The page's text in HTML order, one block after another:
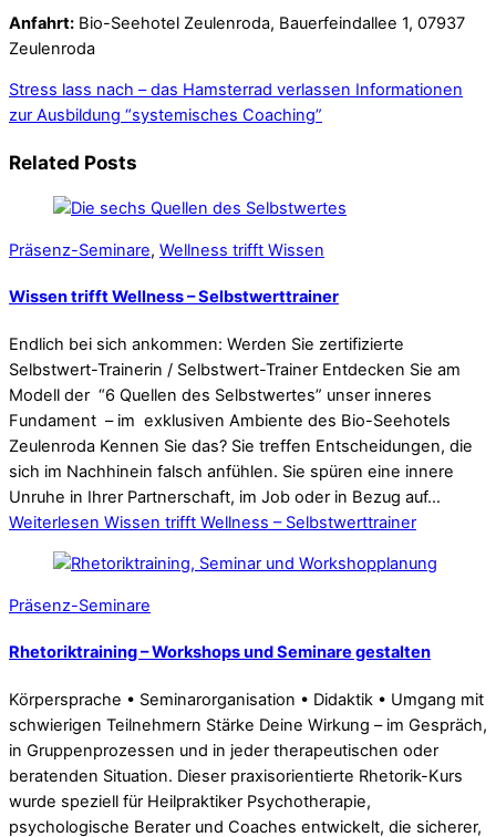
Anfahrt: Bio-Seehotel Zeulenroda, Bauerfeindallee 1, 07937
Zeulenroda
Stress lass nach – das Hamsterrad verlassen Informationen
zur Ausbildung “systemisches Coaching”
Related Posts
Präsenz-Seminare, Wellness trifft Wissen
Wissen trifft Wellness – Selbstwerttrainer
Endlich bei sich ankommen: Werden Sie zertifizierte
Selbstwert-Trainerin / Selbstwert-Trainer Entdecken Sie am
Modell der “6 Quellen des Selbstwertes” unser inneres
Fundament – im exklusiven Ambiente des Bio-Seehotels
Zeulenroda Kennen Sie das? Sie treffen Entscheidungen, die
sich im Nachhinein falsch anfühlen. Sie spüren eine innere
Unruhe in Ihrer Partnerschaft, im Job oder in Bezug auf…
Weiterlesen Wissen trifft Wellness – Selbstwerttrainer
Präsenz-Seminare
Rhetoriktraining – Workshops und Seminare gestalten
Körpersprache • Seminarorganisation • Didaktik • Umgang mit
schwierigen Teilnehmern Stärke Deine Wirkung – im Gespräch,
in Gruppenprozessen und in jeder therapeutischen oder
beratenden Situation. Dieser praxisorientierte Rhetorik-Kurs
wurde speziell für Heilpraktiker Psychotherapie,
psychologische Berater und Coaches entwickelt, die sicherer,